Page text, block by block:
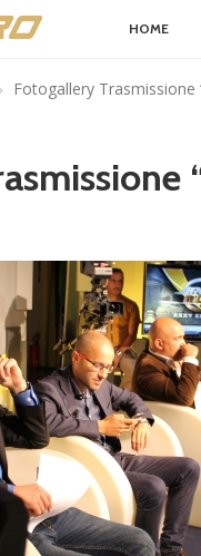
HOME
Fotogallery Trasmissione